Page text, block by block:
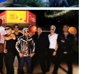
¨Vuelve a mi¨ |